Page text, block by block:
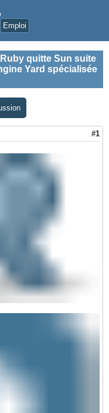
Emploi
quitte Sun suite
Yard spécialisée
#1